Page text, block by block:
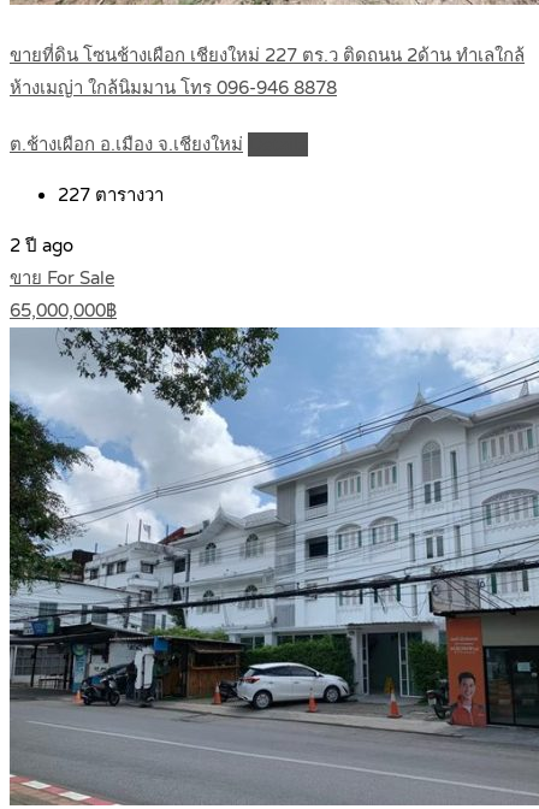
ขายที่ดิน โซนช้างเผือก เชียงใหม่ 227 ตร.ว ติดถนน 2ด้าน ทำเลใกล้
ห้างเมญ่า ใกล้นิมมาน โทร 096-946 8878
ต.ช้างเผือก อ.เมือง จ.เชียงใหม่
227 ตารางวา
2 ปี ago
ขาย For Sale
65,000,000฿